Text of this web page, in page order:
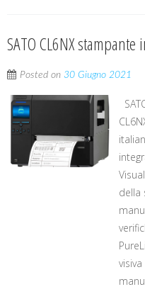
SATO CL6NX
Posted on 30 Giugno 2021
della